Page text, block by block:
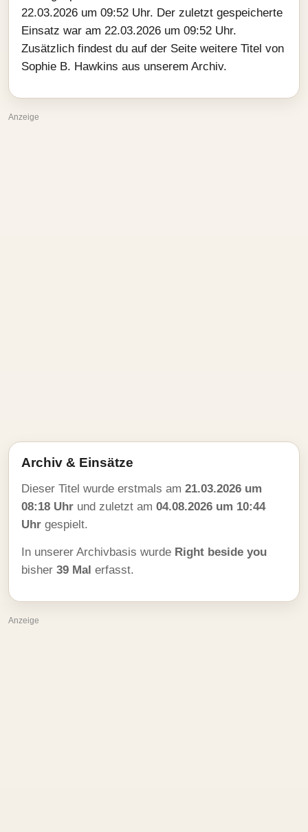
22.03.2026 um 09:52 Uhr. Der zuletzt gespeicherte
Einsatz war am 22.03.2026 um 09:52 Uhr.
Zusätzlich findest du auf der Seite weitere Titel von
Sophie B. Hawkins aus unserem Archiv.
Anzeige
Archiv & Einsätze
Dieser Titel wurde erstmals am 21.03.2026 um
08:18 Uhr und zuletzt am 04.08.2026 um 10:44
Uhr gespielt.
In unserer Archivbasis wurde Right beside you
bisher 39 Mal erfasst.
Anzeige